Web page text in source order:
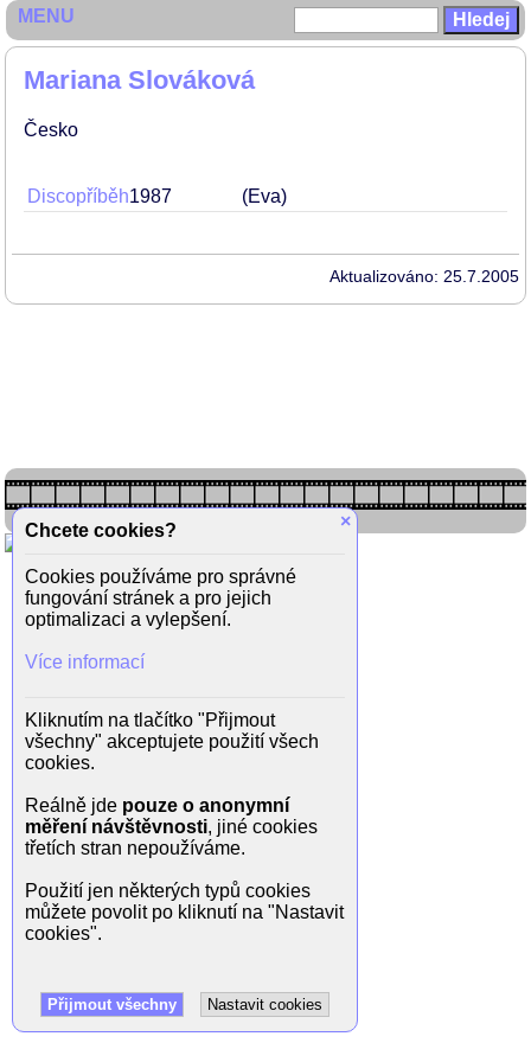
Mariana Slováková
Česko
Discopříběh1987 (Eva)
Aktualizováno: 25.7.2005
MENU
×
Chcete cookies?
Cookies používáme pro správné
fungování stránek a pro jejich
optimalizaci a vylepšení.
Více informací
Kliknutím na tlačítko "Přijmout
všechny" akceptujete použití všech
cookies.
Reálně jde pouze o anonymní
měření návštěvnosti, jiné cookies
třetích stran nepoužíváme.
Použití jen některých typů cookies
můžete povolit po kliknutí na "Nastavit
cookies".
Přijmout všechny Nastavit cookies